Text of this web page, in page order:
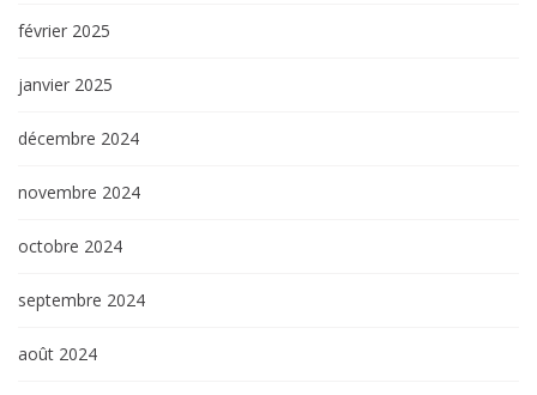
février 2025
janvier 2025
décembre 2024
novembre 2024
octobre 2024
septembre 2024
août 2024